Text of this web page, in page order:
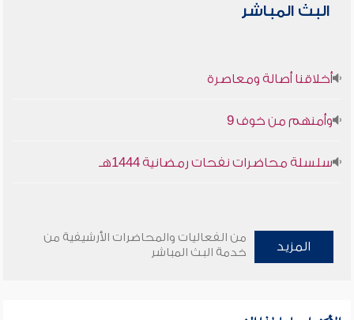
البث المباشر
أخلاقنا أصالة ومعاصرة
وأمنهم من خوف 9
سلسلة محاضرات نفحات رمضانية 1444هـ
المزيد
من الفعاليات والمحاضرات الأرشيفية من
خدمة البث المباشر